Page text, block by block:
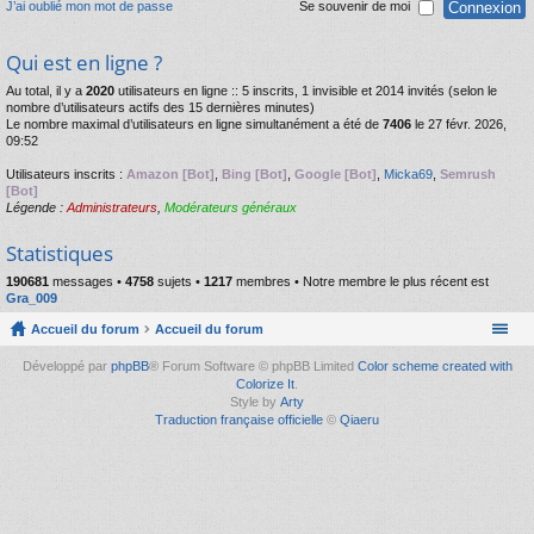
J’ai oublié mon mot de passe Se souvenir de moi
Qui est en ligne ?
Au total, il y a 2020 utilisateurs en ligne :: 5 inscrits, 1 invisible et 2014 invités (selon le
nombre d’utilisateurs actifs des 15 dernières minutes)
Le nombre maximal d’utilisateurs en ligne simultanément a été de 7406 le 27 févr. 2026,
09:52
Utilisateurs inscrits : Amazon [Bot] Bing [Bot] Google [Bot] Micka69 Semrush
[Bot]
Légende : Administrateurs Modérateurs généraux
Statistiques
190681 messages • 4758 sujets • 1217 membres • Notre membre le plus récent est
Gra_009
Accueil du forum Accueil du forum
Développé par phpBB® Forum Software © phpBB Limited Color scheme created with
Colorize It.
Style by Arty
Traduction française officielle © Qiaeru